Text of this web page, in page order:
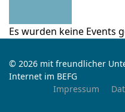
Es wurden keine Events
© 2026 mit freundlicher
Internet im BEFG
Impressum